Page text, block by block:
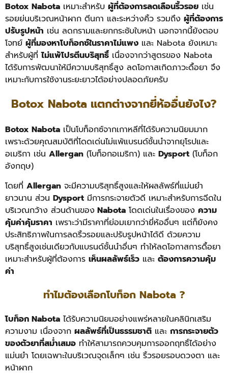
Botox Nabota เหมาะสำหรับ ผู้ที่ต้องการลดเลือนริ้วรอย เช่น
รอยย่นบริเวณหน้าผาก ตีนกา และระหว่างคิ้ว รวมถึง ผู้ที่ต้องการ
ปรับรูปหน้า เช่น ลดกรามและยกกระชับใบหน้า นอกจากนี้ยังตอบ
โจทย์ ผู้ที่มองหาโบท็อกซ์ในราคาไม่แพง และ Nabota ยังเหมาะ
สำหรับผู้ที่ไม่แพ้โปรตีนบริสุทธิ์ เนื่องจากว่าสูตรของ Nabota
ได้รับการพัฒนาให้มีความบริสุทธิ์สูง ลดโอกาสเกิดภาวะดื้อยา จึง
เหมาะกับการใช้งานระยะยาวได้อย่างปลอดภัยครับ
Botox Nabota แตกต่างจากยี่ห้ออื่นยังไง?
Botox Nabota เป็นโบท็อกซ์จากเกาหลีที่ได้รับความนิยมมาก
เพราะด้วยคุณสมบัติที่โดดเด่นไม่แพ้แบรนด์ชั้นนำจากยุโรปและ
อเมริกา เช่น Allergan (โบท็อกอเมริกา) และ Dysport (โบท็อก
อังกฤษ)
โดยที่ Allergan จะมีความบริสุทธิ์สูงและให้ผลลัพธ์ที่แม่นยำ
ยาวนาน ส่วน Dysport มีการกระจายตัวดี เหมาะสำหรับการฉีดใน
บริเวณกว้าง ส่วนด้านของ Nabota โดดเด่นในเรื่องของ ความ
คุ้มค่าคุ้มราคา เพราะว่ามีราคาที่ย่อมเยากว่ายี่ห้ออื่นๆ แต่ก็ยังคง
ประสิทธิภาพในการลดริ้วรอยและปรับรูปหน้าได้ดี ด้วยความ
บริสุทธิ์สูงเช่นเดียวกับแบรนด์ชั้นนำอื่นๆ ทำให้ลดโอกาสการดื้อยา
เหมาะสำหรับผู้ที่ต้องการ เห็นผลลัพธ์เร็ว และ ต้องการความคุ้ม
ค่า
ทำไมต้องเลือกโบท็อก Nabota ?
โบท็อก Nabota ได้รับความนิยมอย่างแพร่หลายในคลินิกเสริม
ความงาม เนื่องจาก ผลลัพธ์ที่เป็นธรรมชาติ และ การกระจายตัว
ของตัวยาที่สม่ำเสมอ ทำให้สามารถควบคุมการออกฤทธิ์ได้อย่าง
แม่นยำ โดยเฉพาะในบริเวณจุดเล็กๆ เช่น ริ้วรอยรอบดวงตา และ
หน้าผาก